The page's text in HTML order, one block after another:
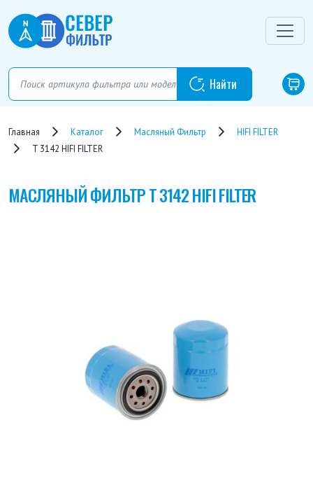
Главная Каталог Масляный Фильтр
HIFI FILTER
T 3142 HIFI FILTER
МАСЛЯНЫЙ ФИЛЬТРT 3142 HIFI FILTER